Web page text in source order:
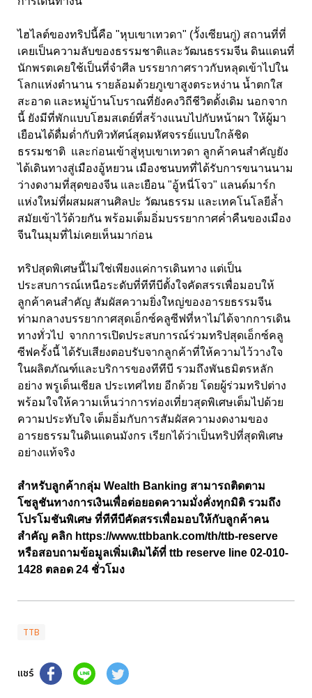
ไฮไลต์ของทริปนี้คือ "หุบเขาเทวดา" (วั้งเซียนกู่) สถานที่ที่
เคยเป็นความลับของธรรมชาติและวัฒนธรรมจีน ดินแดนที่
นักพรตเคยใช้เป็นที่จำศีล บรรยากาศราวกับหลุดเข้าไปใน
โลกแห่งตำนาน รายล้อมด้วยภูเขาสูงตระหง่าน น้ำตกใส
สะอาด และหมู่บ้านโบราณที่ยังคงวิถีชีวิตดั้งเดิม นอกจาก
นี้ ยังมีที่พักแบบโฮมสเตย์ที่สร้างแนบไปกับหน้าผา ให้ผู้มา
เยือนได้ดื่มด่ำกับทิวทัศน์สุดมหัศจรรย์แบบใกล้ชิด
ธรรมชาติ และก่อนเข้าสู่หุบเขาเทวดา ลูกค้าคนสำคัญยัง
ได้เดินทางสู่เมืองอู้หยวน เมืองชนบทที่ได้รับการขนานนาม
ว่างดงามที่สุดของจีน และเยือน "อู้หนี่โจว" แลนด์มาร์ก
แห่งใหม่ที่ผสมผสานศิลปะ วัฒนธรรม และเทคโนโลยีล้ำ
สมัยเข้าไว้ด้วยกัน พร้อมเต็มอิ่มบรรยากาศค่ำคืนของเมือง
จีนในมุมที่ไม่เคยเห็นมาก่อน
ทริปสุดพิเศษนี้ไม่ใช่เพียงแค่การเดินทาง แต่เป็น
ประสบการณ์เหนือระดับที่ทีทีบีตั้งใจคัดสรรเพื่อมอบให้
ลูกค้าคนสำคัญ สัมผัสความยิ่งใหญ่ของอารยธรรมจีน
ท่ามกลางบรรยากาศสุดเอ็กซ์คลูซีฟที่หาไม่ได้จากการเดิน
ทางทั่วไป จากการเปิดประสบการณ์ร่วมทริปสุดเอ็กซ์คลู
ซีฟครั้งนี้ ได้รับเสียงตอบรับจากลูกค้าที่ให้ความไว้วางใจ
ในผลิตภัณฑ์และบริการของทีทีบี รวมถึงพันธมิตรหลัก
อย่าง พรูเด็นเชียล ประเทศไทย อีกด้วย โดยผู้ร่วมทริปต่าง
พร้อมใจให้ความเห็นว่าการท่องเที่ยวสุดพิเศษเต็มไปด้วย
ความประทับใจ เต็มอิ่มกับการสัมผัสความงดงามของ
อารยธรรมในดินแดนมังกร เรียกได้ว่าเป็นทริปที่สุดพิเศษ
อย่างแท้จริง
สำหรับลูกค้ากลุ่ม Wealth Banking สามารถติดตาม
โซลูชันทางการเงินเพื่อต่อยอดความมั่งคั่งทุกมิติ รวมถึง
โปรโมชันพิเศษ ที่ทีทีบีคัดสรรเพื่อมอบให้กับลูกค้าคน
สำคัญ คลิก https://www.ttbbank.com/th/ttb-reserve
หรือสอบถามข้อมูลเพิ่มเติมได้ที่ ttb reserve line 02-010-
1428 ตลอด 24 ชั่วโมง
TTB
แชร์